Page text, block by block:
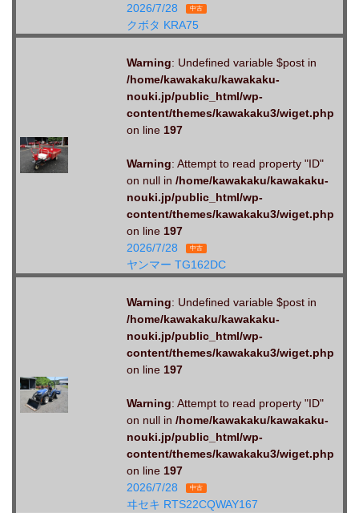
2026/7/28
中古
クボタ KRA75
Warning: Undefined variable $post in
/home/kawakaku/kawakaku-
nouki.jp/public_html/wp-
content/themes/kawakaku3/wiget.php
on line 197
Warning: Attempt to read property "ID"
on null in /home/kawakaku/kawakaku-
nouki.jp/public_html/wp-
content/themes/kawakaku3/wiget.php
on line 197
2026/7/28
中古
ヤンマー TG162DC
Warning: Undefined variable $post in
/home/kawakaku/kawakaku-
nouki.jp/public_html/wp-
content/themes/kawakaku3/wiget.php
on line 197
Warning: Attempt to read property "ID"
on null in /home/kawakaku/kawakaku-
nouki.jp/public_html/wp-
content/themes/kawakaku3/wiget.php
on line 197
2026/7/28
中古
ヰセキ RTS22CQWAY167